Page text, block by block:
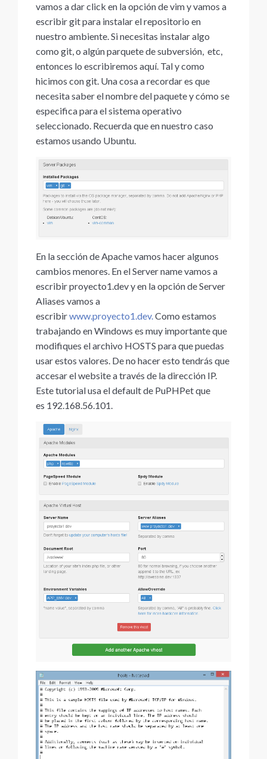
vamos a dar click en la opción de vim y vamos a
escribir git para instalar el repositorio en
nuestro ambiente. Si necesitas instalar algo
como git, o algún parquete de subversión, etc,
entonces lo escribiremos aquí. Tal y como
hicimos con git. Una cosa a recordar es que
necesita saber el nombre del paquete y cómo se
especifica para el sistema operativo
seleccionado. Recuerda que en nuestro caso
estamos usando Ubuntu.
En la sección de Apache vamos hacer algunos
cambios menores. En el Server name vamos a
escribir proyecto1.dev y en la opción de Server
Aliases vamos a
escribirwww.proyecto1.dev.Como estamos
trabajando en Windows es muy importante que
modifiques el archivo HOSTS para que puedas
usar estos valores. De no hacer esto tendrás que
accesar el website a través de la dirección IP.
Este tutorial usa el default de PuPHPet que
es 192.168.56.101.